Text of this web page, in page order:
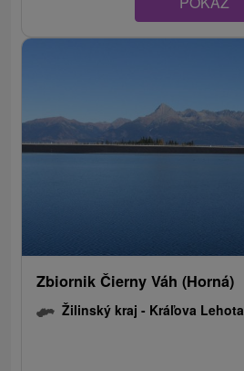
Zbiornik Čierny Váh (Horná)
Žilinský kraj - Kráľova Lehota